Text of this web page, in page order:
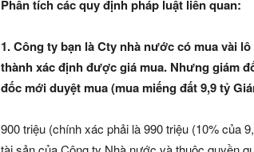
Phân tích các quy định pháp luật liên quan:
1. Công ty bạn là Cty nhà nước có mua vài
thành xác định được giá mua. Nhưng giám
đốc mới duyệt mua (mua miếng đất 9,9 tỷ
900 triệu (chính xác phải là 990 triệu (10% của